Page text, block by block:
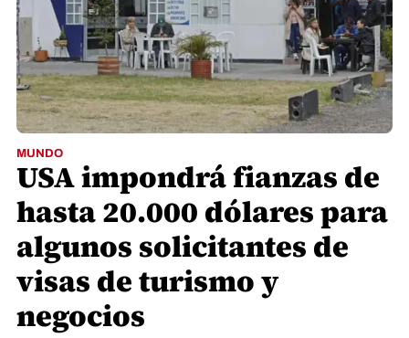
MUNDO
USA impondrá fianzas de
hasta 20.000 dólares para
algunos solicitantes de
visas de turismo y
negocios